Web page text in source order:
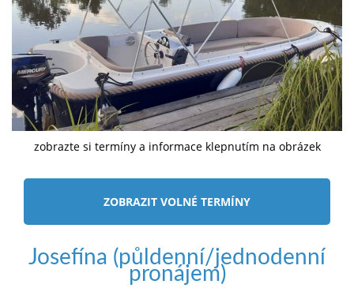
zobrazte si termíny a informace klepnutím na obrázek
ZOBRAZIT VOLNÉ TERMÍNY
Josefína (půldenní/jednodenní
pronájem)